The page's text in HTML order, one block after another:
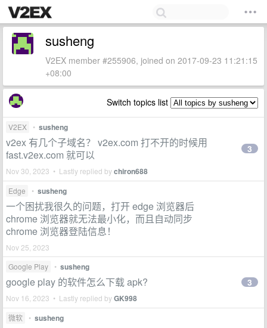
susheng
V2EX member #255906, joined on 2017-09-23 11:21:15
+08:00
Switch topics list
V2EX • susheng
v2ex 有几个子域名？ v2ex.com 打不开的时候用
fast.v2ex.com 就可以
Nov 30, 2023 • Lastly replied bychiron688
3
Edge • susheng
一个困扰我很久的问题，打开 edge 浏览器后
chrome 浏览器就无法最小化，而且自动同步
chrome 浏览器登陆信息！
Nov 25, 2023
Google Play
• susheng
google play 的软件怎么下载 apk?
Nov 16, 2023 • Lastly replied byGK998
3
微软 • susheng